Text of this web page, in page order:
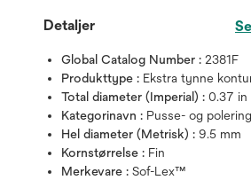
Detaljer
Global Catalog Number :2381F
Produkttype : Ekstra tynne
Total diameter (Imperial) :0.37 in
Kategorinavn : Pusse- og
Hel diameter (Metrisk) : 9.5 mm
Kornstørrelse : Fin
Merkevare :Sof-Lex™